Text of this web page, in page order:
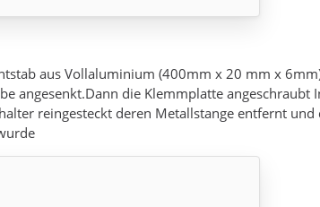
aus Vollaluminium (400mm x 20 mm x
angesenkt.Dann die Klemmplatte
reingesteckt deren Metallstange entfernt